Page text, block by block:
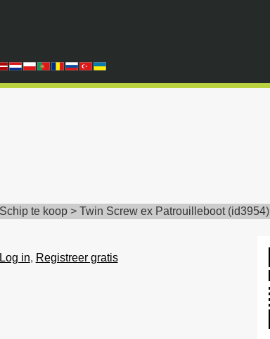
te koop> Twin Screw ex Patrouilleboot(id3954)
Log in, Registreer gratis